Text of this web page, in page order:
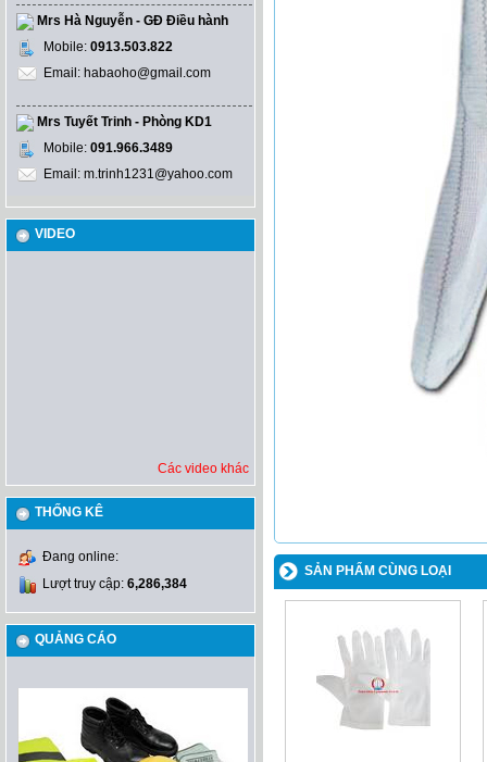
Mrs Hà Nguyễn - GĐ Điều hành
Mobile: 0913.503.822
Email: habaoho@gmail.com
Mrs Tuyết Trinh - Phòng KD1
Mobile: 091.966.3489
Email: m.trinh1231@yahoo.com
VIDEO
Các video khác
THỐNG KÊ
Đang online:
Lượt truy cập: 6,286,384
QUẢNG CÁO
SẢN PHẨM CÙNG LOẠI